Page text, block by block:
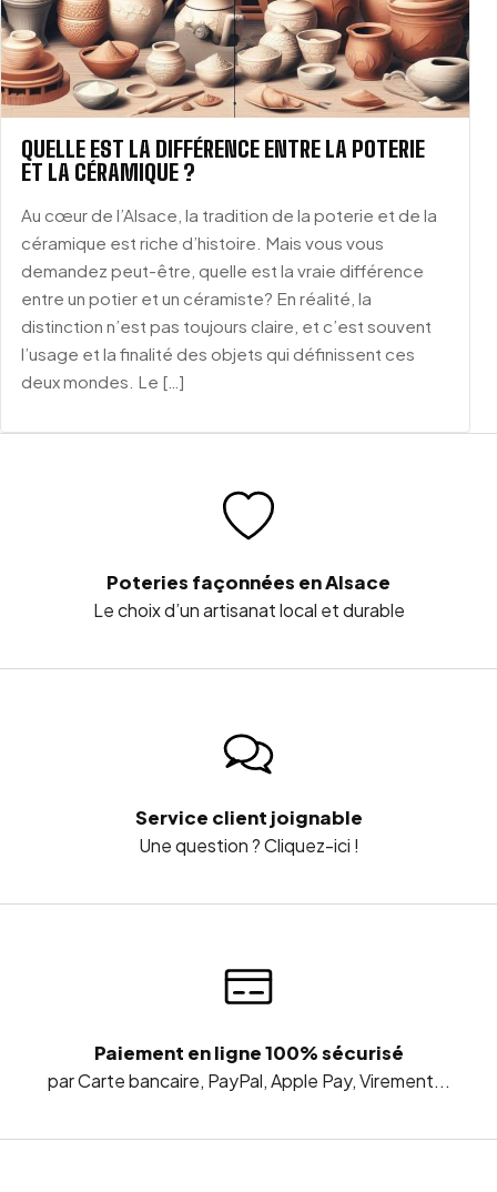
QUELLE EST LA DIFFÉRENCE ENTRE LA POTERIE
ET LA CÉRAMIQUE ?
Au cœur de l’Alsace, la tradition de la poterie et de la
céramique est riche d’histoire. Mais vous vous
demandez peut-être, quelle est la vraie différence
entre un potier et un céramiste? En réalité, la
distinction n’est pas toujours claire, et c’est souvent
l’usage et la finalité des objets qui définissent ces
deux mondes. Le […]
Poteries façonnées en Alsace
Le choix d’un artisanat local et durable
Service client joignable
Une question ? Cliquez-ici !
Paiement en ligne 100% sécurisé
par Carte bancaire, PayPal, Apple Pay, Virement...